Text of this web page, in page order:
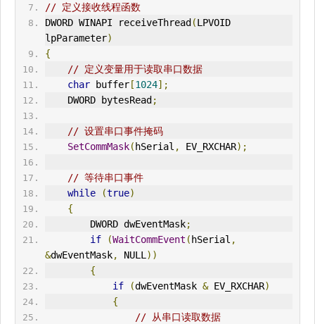
// 定义接收线程函数
DWORD WINAPI receiveThread (LPVOID
lpParameter)
{
// 定义变量用于读取串口数据
char buffer[1024];
    DWORD bytesRead
;
// 设置串口事件掩码
SetCommMask( hSerial , EV_RXCHAR);
// 等待串口事件
while
(true)
{
        DWORD dwEventMask
;
if
(WaitCommEvent ( hSerial ,
&dwEventMask, NULL ))
{
if
(dwEventMask & EV_RXCHAR)
{
// 从串口读取数据